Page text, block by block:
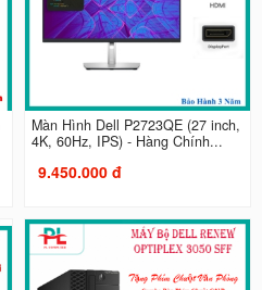
Màn Hình Dell P2723QE (27 inch,
4K, 60Hz, IPS) - Hàng Chính...
9.450.000 đ